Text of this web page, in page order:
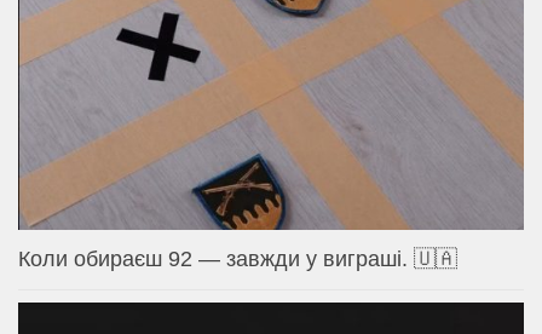
Коли обираєш 92 — завжди у виграші. 🇺🇦